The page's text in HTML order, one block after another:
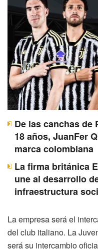
De las canchas
18 años, JuanFer
marca colombiana
La firma británica
une al desarrollo
infraestructura
La empresa será el
del club italiano. La
será su intercambio